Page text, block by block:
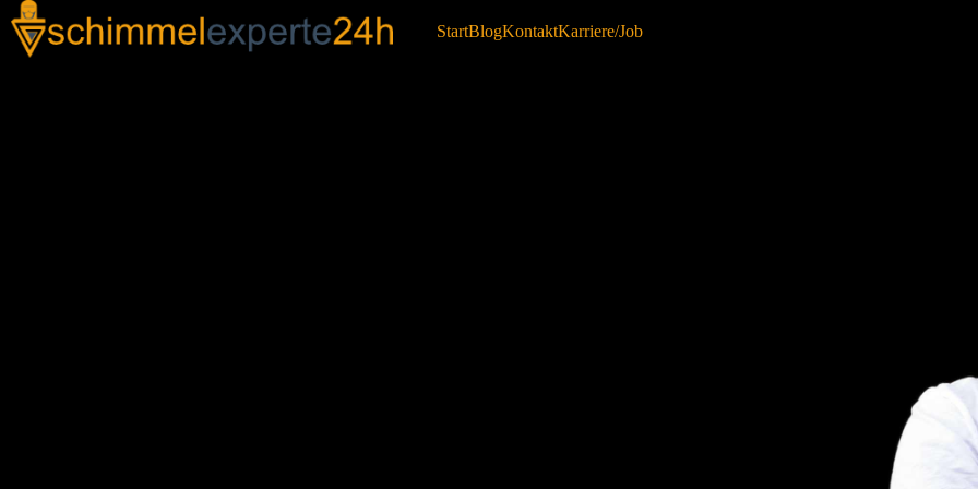
StartBlogKontaktKarriere/Job